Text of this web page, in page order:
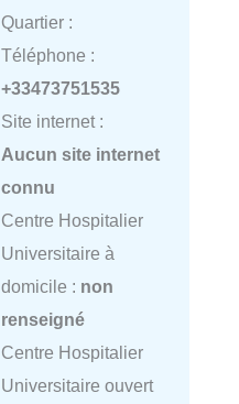
Quartier :
Téléphone :
+33473751535
Site internet :
Aucun site internet
connu
Centre Hospitalier
Universitaire à
domicile : non
renseigné
Centre Hospitalier
Universitaire ouvert